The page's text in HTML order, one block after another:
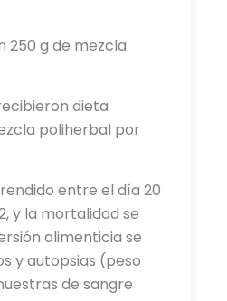
250 g de mezcla
dieta
poliherbal por
entre el día 20
y la mortalidad se
alimenticia se
y autopsias (peso
de sangre